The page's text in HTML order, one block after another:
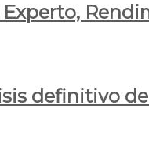
definitivo